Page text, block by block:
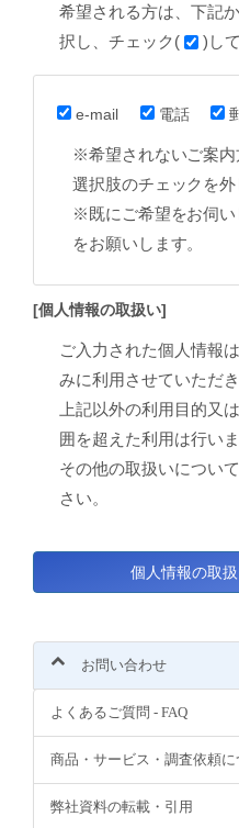
希望される方は、下記
択し、チェック(
)し
e-mail 電話
※希望されないご案内
選択肢のチェックを外
※既にご希望をお伺
をお願いします。
[個人情報の取扱い]
ご入力された個人情報
みに利用させていただき
上記以外の利用目的又
囲を超えた利用は行いま
その他の取扱いについて
さい。
お問い合わせ
よくあるご質問 - FAQ
商品・サービス・調査依頼に
弊社資料の転載・引用